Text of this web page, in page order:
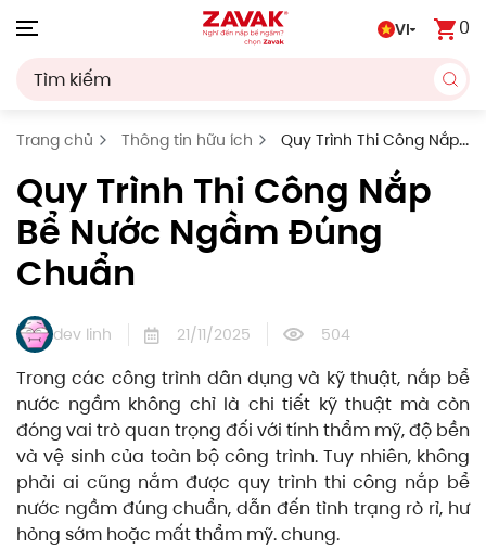
VI 0
Trang chủ Thông tin hữu ích
Quy Trình Thi Công Nắp
Quy Trình Thi Công Nắp
Bể Nước Ngầm Đúng
Chuẩn
dev linh 21/11/2025 504
Trong các công trình dân dụng và kỹ thuật, nắp bể
nước ngầm không chỉ là chi tiết kỹ thuật mà còn
đóng vai trò quan trọng đối với tính thẩm mỹ, độ bền
và vệ sinh của toàn bộ công trình. Tuy nhiên, không
phải ai cũng nắm được quy trình thi công nắp bể
nước ngầm đúng chuẩn, dẫn đến tình trạng rò rỉ, hư
hỏng sớm hoặc mất thẩm mỹ. chung.